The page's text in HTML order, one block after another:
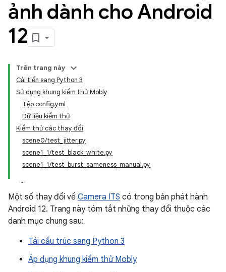
ảnh dành cho Android
12
Trên trang này
Cải tiến sang Python 3
Sử dụng khung kiểm thử Mobly
Tệp config.yml
Dữ liệu kiểm thử
Kiểm thử các thay đổi
scene0/test_jitter.py
scene1_1/test_black_white.py
scene1_1/test_burst_sameness_manual.py
Một số thay đổi về Camera ITS có trong bản phát hành
Android 12. Trang này tóm tắt những thay đổi thuộc các
danh mục chung sau:
Tái cấu trúc sang Python 3
Áp dụng khung kiểm thử Mobly